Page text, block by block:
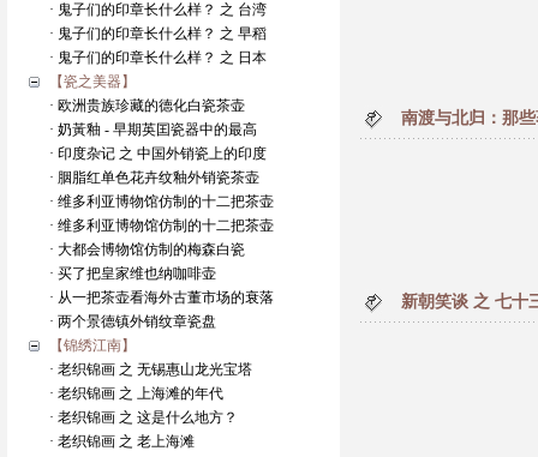
· 鬼子们的印章长什么样？ 之 台湾
· 鬼子们的印章长什么样？ 之 早稻
· 鬼子们的印章长什么样？ 之 日本
【瓷之美器】
· 欧洲贵族珍藏的德化白瓷茶壶
· 奶黃釉 - 早期英囯瓷器中的最高
· 印度杂记 之 中国外销瓷上的印度
· 胭脂红单色花卉纹釉外销瓷茶壶
· 维多利亚博物馆仿制的十二把茶壶
· 维多利亚博物馆仿制的十二把茶壶
· 大都会博物馆仿制的梅森白瓷
· 买了把皇家维也纳咖啡壶
· 从一把茶壶看海外古董市场的衰落
· 两个景德镇外销纹章瓷盘
【锦绣江南】
· 老织锦画 之 无锡惠山龙光宝塔
· 老织锦画 之 上海滩的年代
· 老织锦画 之 这是什么地方？
· 老织锦画 之 老上海滩
南渡与北归：那
新朝笑谈 之 七十